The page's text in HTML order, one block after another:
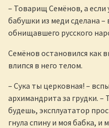
– Товарищ Семёнов, а если
бабушки из меди сделана
обнищавшего русского
Семёнов остановился как
влипся в него телом.
– Сука ты церковная! –
архимандрита за грудки.
будешь, эксплуататор
гнула спину и моя бабка,